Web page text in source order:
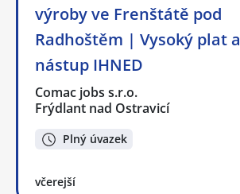
výroby ve Frenštátě pod
Radhoštěm | Vysoký plat a
nástup IHNED
Comac jobs s.r.o.
Frýdlant nad Ostravicí
Plný úvazek
včerejší